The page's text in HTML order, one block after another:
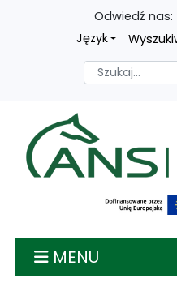
Przejdź
treści
głównej
Przejdź
menu
Przejdź
wyszukiwarki
Przejdź
mapy
strony
Odwiedź nas:
Język
Szukaj
MENU